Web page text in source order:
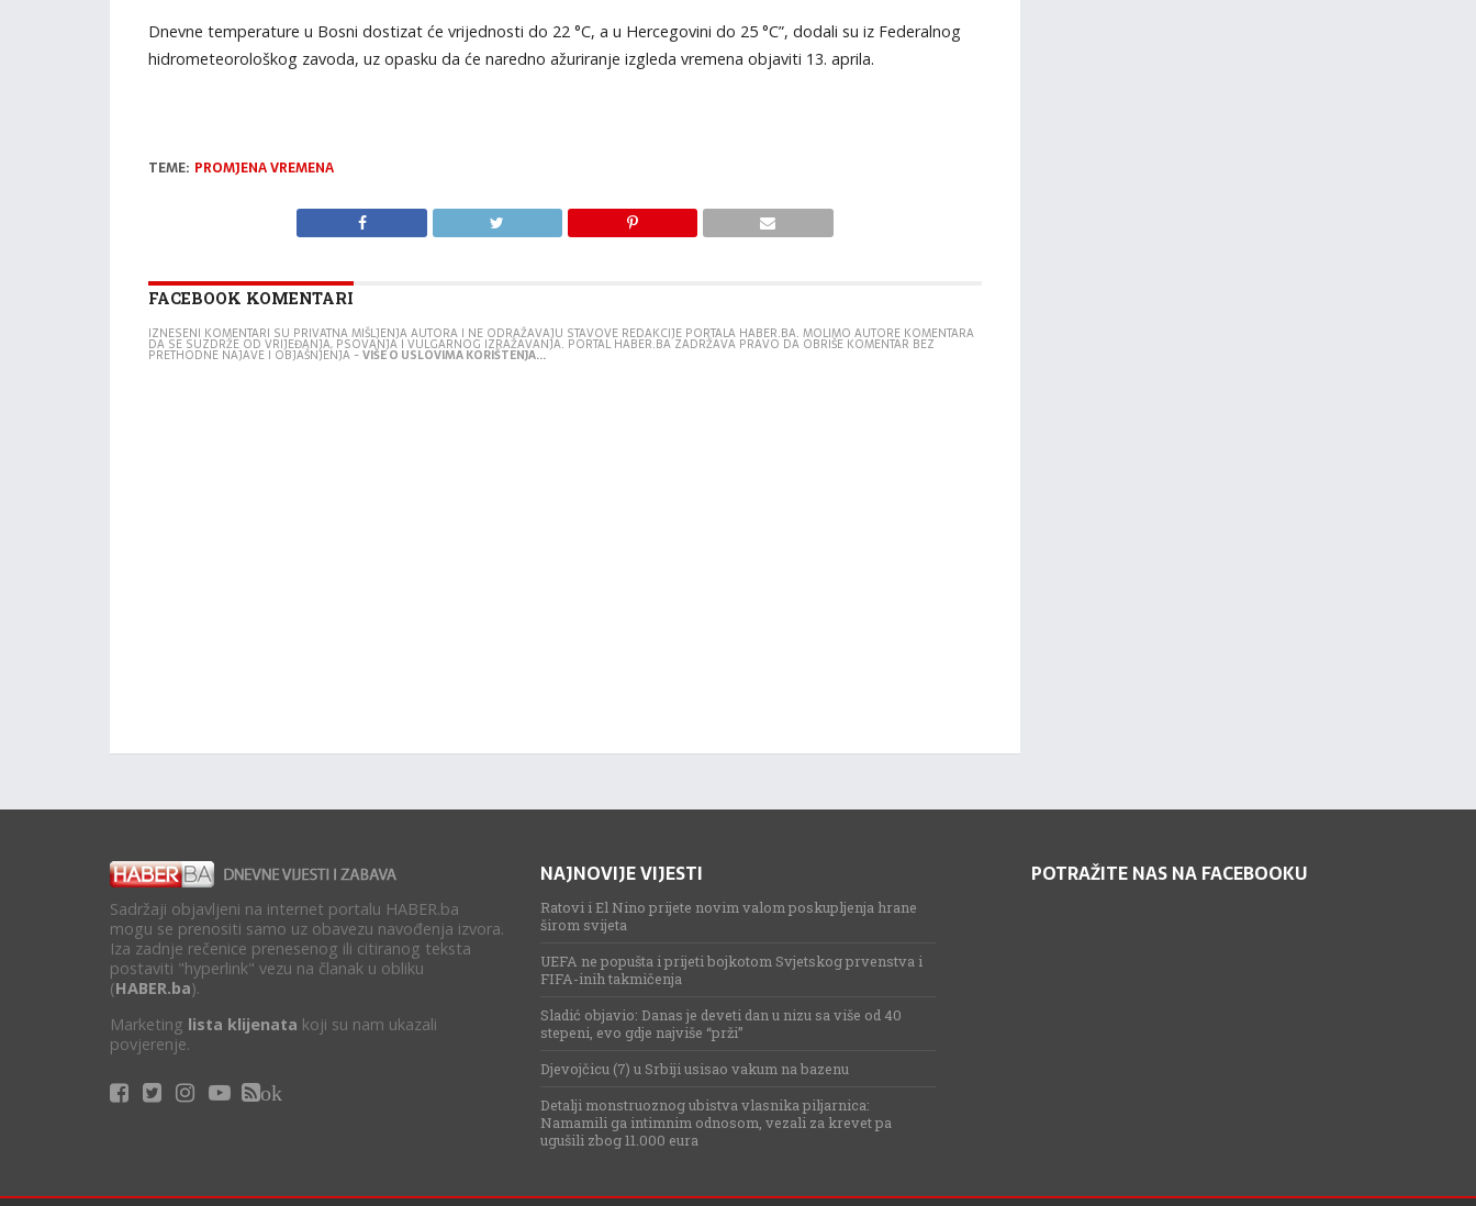
Dnevne temperature u Bosni dostizat će vrijednosti do 22 °C, a u Hercegovini do 25 °C”, dodali su iz Federalnog
hidrometeorološkog zavoda, uz opasku da će naredno ažuriranje izgleda vremena objaviti 13. aprila.
TEME: PROMJENA VREMENA
FACEBOOK KOMENTARI
IZNESENI KOMENTARI SU PRIVATNA MIŠLJENJA AUTORA I NE ODRAŽAVAJU STAVOVE REDAKCIJE PORTALA HABER.BA. MOLIMO AUTORE KOMENTARA
DA SE SUZDRŽE OD VRIJEĐANJA, PSOVANJA I VULGARNOG IZRAŽAVANJA. PORTAL HABER.BA ZADRŽAVA PRAVO DA OBRIŠE KOMENTAR BEZ
PRETHODNE NAJAVE I OBJAŠNJENJA -VIŠE O USLOVIMA KORIŠTENJA...
Sadržaji objavljeni na internet portalu HABER.ba
mogu se prenositi samo uz obavezu navođenja izvora.
Iza zadnje rečenice prenesenog ili citiranog teksta
postaviti "hyperlink" vezu na članak u obliku
(HABER.ba).
Marketing lista klijenata koji su nam ukazali
povjerenje.
ok
NAJNOVIJE VIJESTI
Ratovi i El Nino prijete novim valom poskupljenja hrane
širom svijeta
UEFA ne popušta i prijeti bojkotom Svjetskog prvenstva i
FIFA-inih takmičenja
Sladić objavio: Danas je deveti dan u nizu sa više od 40
stepeni, evo gdje najviše “prži”
Djevojčicu (7) u Srbiji usisao vakum na bazenu
Detalji monstruoznog ubistva vlasnika piljarnica:
Namamili ga intimnim odnosom, vezali za krevet pa
ugušili zbog 11.000 eura
POTRAŽITE NAS NA FACEBOOKU